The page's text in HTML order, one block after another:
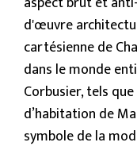
d'œuvre
cartésienne de
dans le monde
Corbusier, tels
d’habitation de
symbole de la